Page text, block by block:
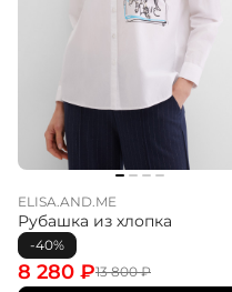
ELISA.AND.ME
Рубашка из хлопка
-40%
13 800₽
8 280 ₽